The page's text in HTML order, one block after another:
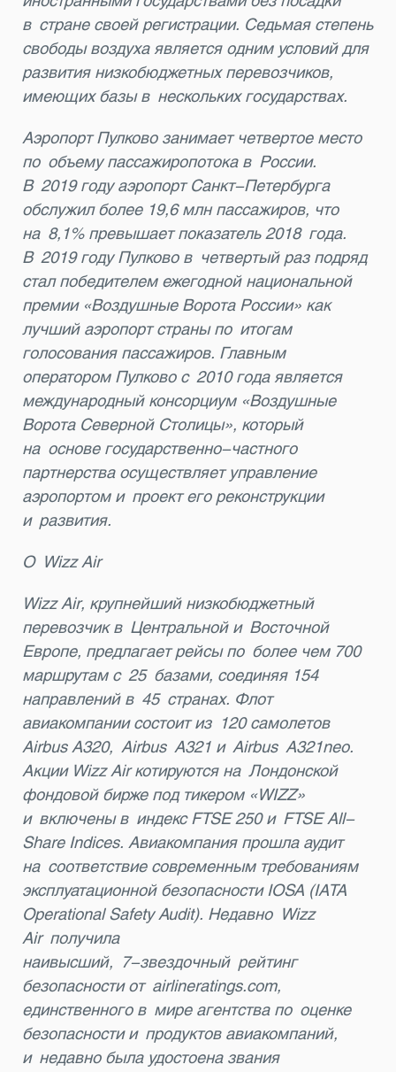
в стране своей регистрации. Седьмая степень
свободы воздуха является одним условий для
развития низкобюджетных перевозчиков,
имеющих базы в нескольких государствах.
Аэропорт Пулково занимает четвертое место
по объему пассажиропотока в России.
В 2019 году аэропорт Санкт-Петербурга
обслужил более 19,6 млн пассажиров, что
на 8,1% превышает показатель 2018 года.
В 2019 году Пулково в четвертый раз подряд
стал победителем ежегодной национальной
премии «Воздушные Ворота России» как
лучший аэропорт страны по итогам
голосования пассажиров. Главным
оператором Пулково с 2010 года является
международный консорциум «Воздушные
Ворота Северной Столицы», который
на основе государственно-частного
партнерства осуществляет управление
аэропортом и проект его реконструкции
и развития.
О Wizz Air
Wizz Air, крупнейший низкобюджетный
перевозчик в Центральной и Восточной
Европе, предлагает рейсы по более чем 700
маршрутам с 25 базами, соединяя 154
направлений в 45 странах. Флот
авиакомпании состоит из 120 самолетов
Airbus A320, Airbus A321 и Airbus A321neo.
Акции Wizz Air котируются на Лондонской
фондовой бирже под тикером «WIZZ»
и включены в индекс FTSE 250 и FTSE All-
Share Indices. Авиакомпания прошла аудит
на соответствие современным требованиям
эксплуатационной безопасности IOSA (IATA
Operational Safety Audit). Недавно Wizz
Airполучила
наивысший,
7-звездочныйрейтинг
безопасности от airlineratings.com,
единственного в мире агентства по оценке
безопасности и продуктов авиакомпаний,
и недавно была удостоена звания